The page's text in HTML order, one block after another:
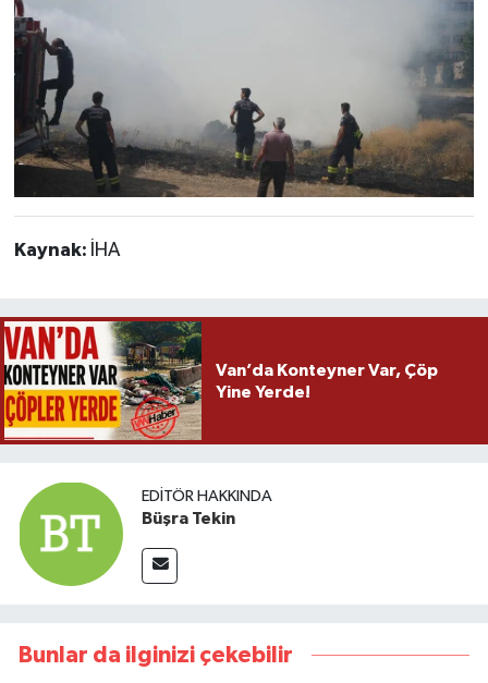
Kaynak: İHA
Van’da Konteyner Var, Çöp
Yine Yerde!
EDITÖR HAKKINDA
Büşra Tekin
Bunlar da ilginizi çekebilir